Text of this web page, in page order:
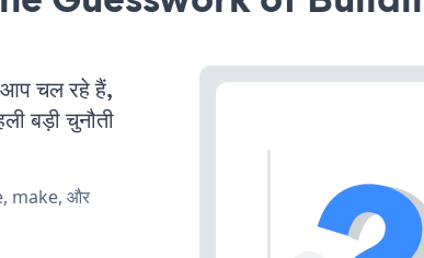
चल रहे हैं,
बड़ी चुनौती
make, और